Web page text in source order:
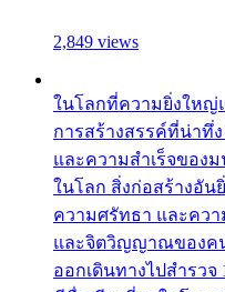
2,849 views
ในโลกที่ความยิ่งใหญ่
การสร้างสรรค์ที่น่าทึ่
และความสำเร็จขอ
ในโลก สิ่งก่อสร้างอัน
ความศรัทธา และคว
และจิตวิญญาณของคน
ออกเดินทางไปสำรว